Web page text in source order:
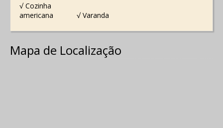
√ Cozinha
americana
√ Varanda
Mapa de Localização